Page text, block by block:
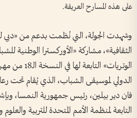
على هذه المسارح العريقة.
وشهدت الجولة، التي نُظمت بدعم من «دبي
الثقافية»، مشاركة «الأوركسترا الوطنية
الوتريات»
الدولي لموسيقى الشباب، الذي يُقام تحت
فان دير بيلين، رئيس جمهورية النمسا،
التابعة لمنظمة الأمم المتحدة للتربية